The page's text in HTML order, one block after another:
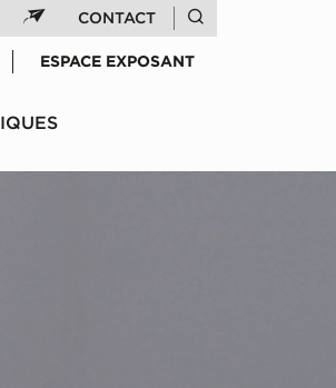
CONTACT
ESPACE EXPOSANT